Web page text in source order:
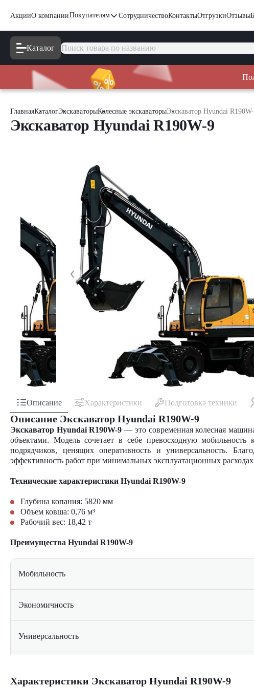
АкцииО компанииПокупателям СотрудничествоКонтактыОтгрузкиОтзывы
Каталог
ГлавнаяКаталогЭкскаваторыКолесные экскаваторыЭкскаватор Hyundai
Экскаватор Hyundai R190W-9
Описание Характеристики Подготовка техники
Описание Экскаватор Hyundai R190W-9
Экскаватор Hyundai R190W-9 — это современная колесная
объектами. Модель сочетает в себе превосходную мобильность
подрядчиков, ценящих оперативность и универсальность.
эффективность работ при минимальных эксплуатационных
Технические характеристики Hyundai R190W-9
Глубина копания: 5820 мм
Объем ковша: 0,76 м³
Рабочий вес: 18,42 т
Преимущества Hyundai R190W-9
Мобильность
Экономичность
Универсальность
Характеристики Экскаватор Hyundai R190W-9